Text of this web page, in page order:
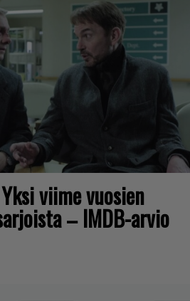
viime vuosien
– IMDB-arvio